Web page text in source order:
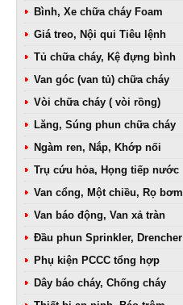
Bình, Xe chữa cháy Foam
Giá treo, Nội qui Tiêu lệnh
Tủ chữa cháy, Kệ đựng bình
Van góc (van tủ) chữa cháy
Vòi chữa cháy ( vòi rồng)
Lăng, Súng phun chữa cháy
Ngàm ren, Nắp, Khớp nối
Trụ cứu hỏa, Họng tiếp nước
Van cổng, Một chiều, Rọ bơm
Van báo động, Van xả tràn
Đầu phun Sprinkler, Drencher
Phụ kiện PCCC tổng hợp
Dây báo cháy, Chống cháy